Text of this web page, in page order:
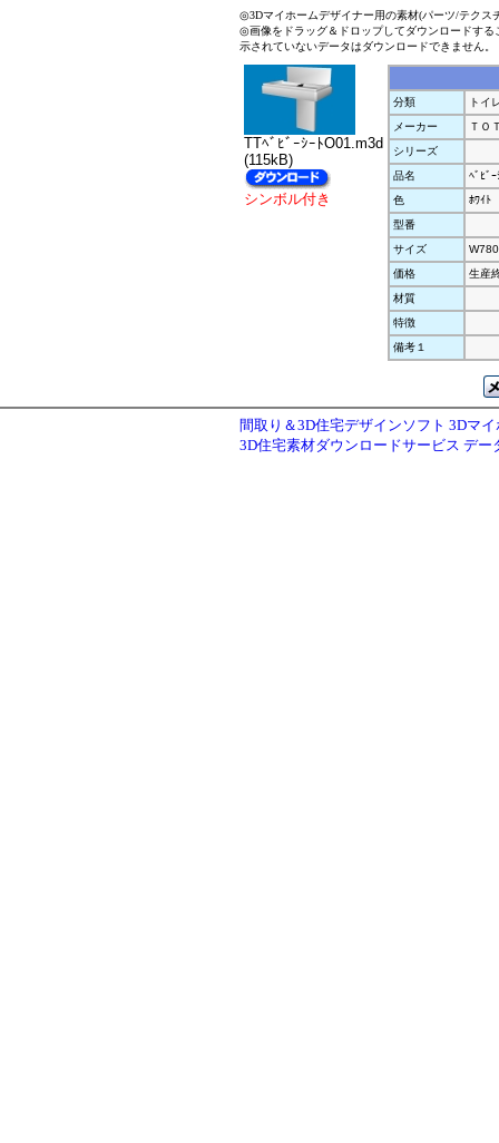
◎3Dマイホームデザイナー用の素材(パーツ/テクス
◎画像をドラッグ＆ドロップしてダウンロードす
示されていないデータはダウンロードできません。
TTﾍﾞﾋﾞｰｼｰﾄO01.m3d
(115kB)
シンボル付き
分類
トイ
メーカー
ＴＯ
シリーズ
品名
ﾍﾞﾋﾞｰ
色
ﾎﾜｲﾄ
型番
サイズ
価格
生産
材質
特徴
備考１
間取り＆3D住宅デザインソフト 3Dマ
3D住宅素材ダウンロードサービス デー